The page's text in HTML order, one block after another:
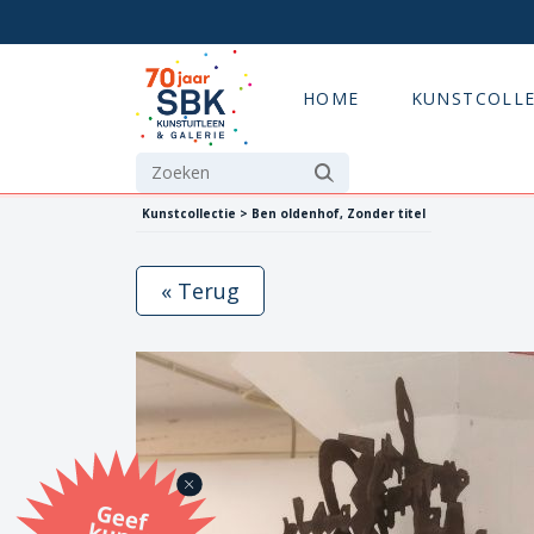
HOME
Kunstcollectie > Ben oldenhof, Zonder titel
G
eef
u
n
st
a
d
o
m
et
e SB
K
u
n
stb
o
n
« Terug